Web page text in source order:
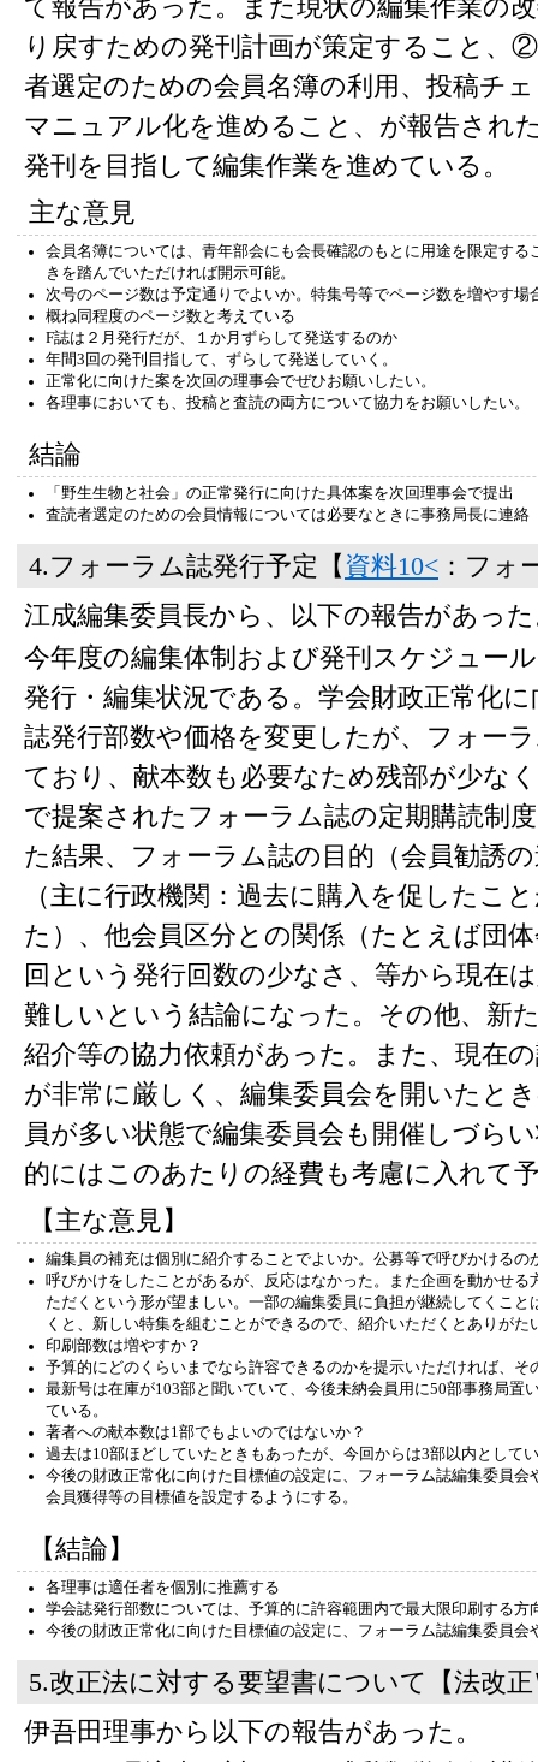
て報告があった。また現状の編集作業の
り戻すための発刊計画が策定すること、
者選定のための会員名簿の利用、投稿チ
マニュアル化を進めること、が報告され
発刊を目指して編集作業を進めている。
主な意見
会員名簿については、青年部会にも会長確認のもとに用途を限定す
きを踏んでいただければ開示可能。
次号のページ数は予定通りでよいか。特集号等でページ数を増やす場
概ね同程度のページ数と考えている
F誌は２月発行だが、１か月ずらして発送するのか
年間3回の発刊目指して、ずらして発送していく。
正常化に向けた案を次回の理事会でぜひお願いしたい。
各理事においても、投稿と査読の両方について協力をお願いしたい。
結論
「野生生物と社会」の正常発行に向けた具体案を次回理事会で提出
査読者選定のための会員情報については必要なときに事務局長に連絡
4.フォーラム誌発行予定【資料10< ：フォ
江成編集委員長から、以下の報告があっ
今年度の編集体制および発刊スケジュー
発行・編集状況である。学会財政正常化
誌発行部数や価格を変更したが、フォー
ており、献本数も必要なため残部が少な
で提案されたフォーラム誌の定期購読制
た結果、フォーラム誌の目的（会員勧誘
（主に行政機関：過去に購入を促したこ
た）、他会員区分との関係（たとえば団
回という発行回数の少なさ、等から現在
難しいという結論になった。その他、新
紹介等の協力依頼があった。また、現在
が非常に厳しく、編集委員会を開いたと
員が多い状態で編集委員会も開催しづら
的にはこのあたりの経費も考慮に入れて
【主な意見】
編集員の補充は個別に紹介することでよいか。公募等で呼びかけるの
呼びかけをしたことがあるが、反応はなかった。また企画を動かせ
ただくという形が望ましい。一部の編集委員に負担が継続してくこ
くと、新しい特集を組むことができるので、紹介いただくとありがた
印刷部数は増やすか？
予算的にどのくらいまでなら許容できるのかを提示いただければ、
最新号は在庫が103部と聞いていて、今後未納会員用に50部事務局置
ている。
著者への献本数は1部でもよいのではないか？
過去は10部ほどしていたときもあったが、今回からは3部以内として
今後の財政正常化に向けた目標値の設定に、フォーラム誌編集委員
会員獲得等の目標値を設定するようにする。
【結論】
各理事は適任者を個別に推薦する
学会誌発行部数については、予算的に許容範囲内で最大限印刷する方
今後の財政正常化に向けた目標値の設定に、フォーラム誌編集委員
5.改正法に対する要望書について【法改
伊吾田理事から以下の報告があった。